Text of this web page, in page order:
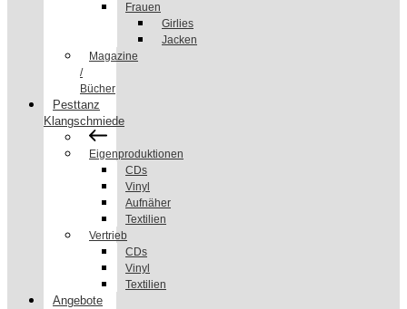
Frauen
Girlies
Jacken
Magazine
/
Bücher
Pesttanz
Klangschmiede
Eigenproduktionen
CDs
Vinyl
Aufnäher
Textilien
Vertrieb
CDs
Vinyl
Textilien
Angebote